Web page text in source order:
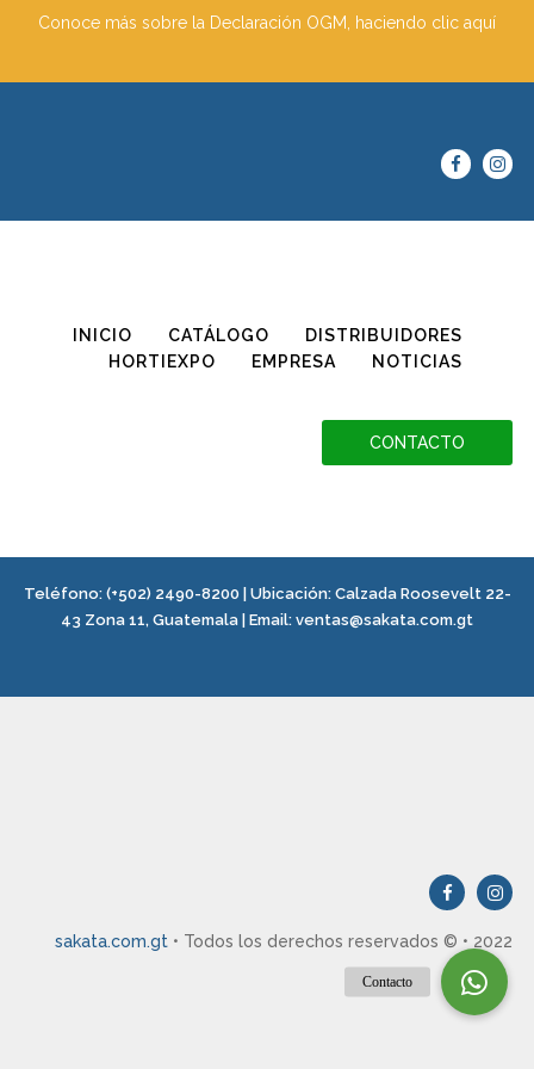
Conoce más sobre la Declaración OGM, haciendo clic aquí
INICIO CATÁLOGO
DISTRIBUIDORES
HORTIEXPO
EMPRESA NOTICIAS
CONTACTO
Teléfono: (+502) 2490-8200 | Ubicación: Calzada Roosevelt 22-
43 Zona 11, Guatemala Email: ventas@sakata.com.gt
sakata.com.gt • Todos los derechos reservados © • 2022